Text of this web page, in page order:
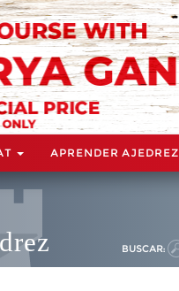
APRENDER AJEDREZ
BUSCAR: